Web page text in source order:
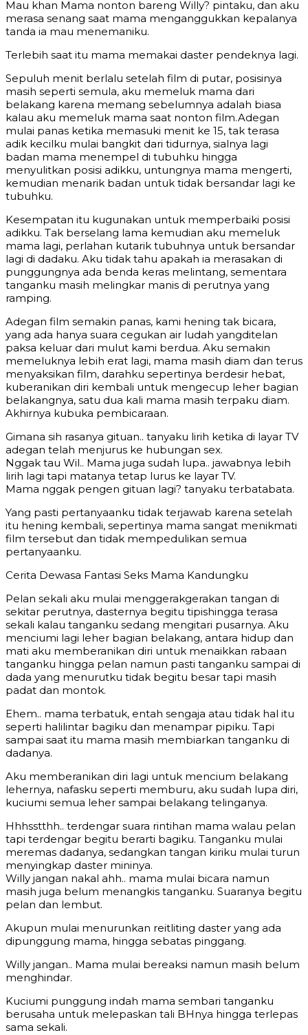
Mau khan Mama nonton bareng Willy? pintaku, dan aku
merasa senang saat mama menganggukkan kepalanya
tanda ia mau menemaniku.
Terlebih saat itu mama memakai daster pendeknya lagi.
Sepuluh menit berlalu setelah film di putar, posisinya
masih seperti semula, aku memeluk mama dari
belakang karena memang sebelumnya adalah biasa
kalau aku memeluk mama saat nonton film.Adegan
mulai panas ketika memasuki menit ke 15, tak terasa
adik kecilku mulai bangkit dari tidurnya, sialnya lagi
badan mama menempel di tubuhku hingga
menyulitkan posisi adikku, untungnya mama mengerti,
kemudian menarik badan untuk tidak bersandar lagi ke
tubuhku.
Kesempatan itu kugunakan untuk memperbaiki posisi
adikku. Tak berselang lama kemudian aku memeluk
mama lagi, perlahan kutarik tubuhnya untuk bersandar
lagi di dadaku. Aku tidak tahu apakah ia merasakan di
punggungnya ada benda keras melintang, sementara
tanganku masih melingkar manis di perutnya yang
ramping.
Adegan film semakin panas, kami hening tak bicara,
yang ada hanya suara cegukan air ludah yangditelan
paksa keluar dari mulut kami berdua. Aku semakin
memeluknya lebih erat lagi, mama masih diam dan terus
menyaksikan film, darahku sepertinya berdesir hebat,
kuberanikan diri kembali untuk mengecup leher bagian
belakangnya, satu dua kali mama masih terpaku diam.
Akhirnya kubuka pembicaraan.
Gimana sih rasanya gituan.. tanyaku lirih ketika di layar TV
adegan telah menjurus ke hubungan sex.
Nggak tau Wil.. Mama juga sudah lupa.. jawabnya lebih
lirih lagi tapi matanya tetap lurus ke layar TV.
Mama nggak pengen gituan lagi? tanyaku terbatabata.
Yang pasti pertanyaanku tidak terjawab karena setelah
itu hening kembali, sepertinya mama sangat menikmati
film tersebut dan tidak mempedulikan semua
pertanyaanku.
Cerita Dewasa Fantasi Seks Mama Kandungku
Pelan sekali aku mulai menggerakgerakan tangan di
sekitar perutnya, dasternya begitu tipishingga terasa
sekali kalau tanganku sedang mengitari pusarnya. Aku
menciumi lagi leher bagian belakang, antara hidup dan
mati aku memberanikan diri untuk menaikkan rabaan
tanganku hingga pelan namun pasti tanganku sampai di
dada yang menurutku tidak begitu besar tapi masih
padat dan montok.
Ehem.. mama terbatuk, entah sengaja atau tidak hal itu
seperti halilintar bagiku dan menampar pipiku. Tapi
sampai saat itu mama masih membiarkan tanganku di
dadanya.
Aku memberanikan diri lagi untuk mencium belakang
lehernya, nafasku seperti memburu, aku sudah lupa diri,
kuciumi semua leher sampai belakang telinganya.
Hhhsstthh.. terdengar suara rintihan mama walau pelan
tapi terdengar begitu berarti bagiku. Tanganku mulai
meremas dadanya, sedangkan tangan kiriku mulai turun
menyingkap daster mininya.
Willy jangan nakal ahh.. mama mulai bicara namun
masih juga belum menangkis tanganku. Suaranya begitu
pelan dan lembut.
Akupun mulai menurunkan reitliting daster yang ada
dipunggung mama, hingga sebatas pinggang.
Willy jangan.. Mama mulai bereaksi namun masih belum
menghindar.
Kuciumi punggung indah mama sembari tanganku
berusaha untuk melepaskan tali BHnya hingga terlepas
sama sekali.